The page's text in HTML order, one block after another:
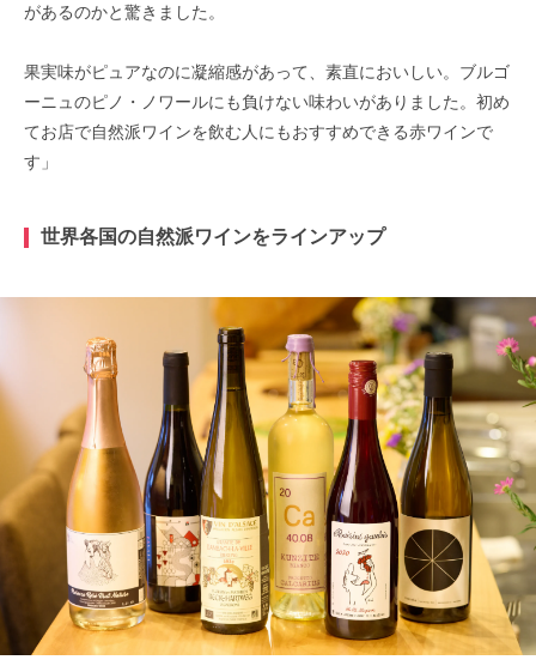
があるのかと驚きました。
果実味がピュアなのに凝縮感があって、素直においしい。ブルゴ
ーニュのピノ・ノワールにも負けない味わいがありました。初め
てお店で自然派ワインを飲む人にもおすすめできる赤ワインで
す」
世界各国の自然派ワインをラインアップ